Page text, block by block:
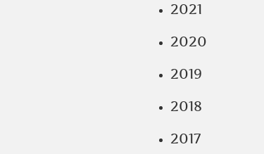
2021
2020
2019
2018
2017